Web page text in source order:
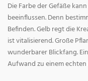
Die Farbe der Gefäße
beeinflussen. Denn
Befinden. Gelb regt die
ist vitalisierend. Große
wunderbarer Blickfang.
Aufwand zu einem